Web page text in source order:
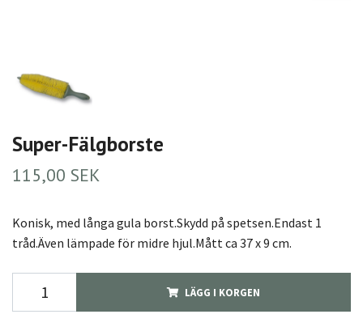
Super-Fälgborste
115,00 SEK
Konisk, med långa gula borst.Skydd på spetsen.Endast 1
tråd.Även lämpade för midre hjul.Mått ca 37 x 9 cm.
LÄGG I KORGEN